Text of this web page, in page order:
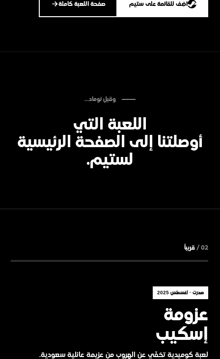
أضِف للقائمة على ستيم صفحة اللعبة كاملة
وقبل نوماد...
اللعبة التي
أوصلتنا إلى الصفحة الرئيسية
لستيم.
02 / قريباً
صدرت · أغسطس 2025
عزومة
إسكيب
لعبة كوميدية تخفّي عن الهروب من عزيمة عائلية سعودية.